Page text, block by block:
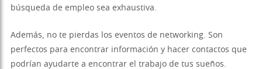
búsqueda de empleo sea exhaustiva.
Además, no te pierdas los eventos de networking. Son
perfectos para encontrar información y hacer contactos que
podrían ayudarte a encontrar el trabajo de tus sueños.